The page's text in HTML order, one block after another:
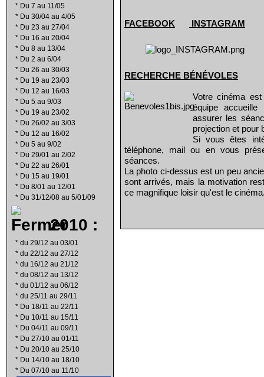
* Du 7 au 11/05
* Du 30/04 au 4/05
* Du 23 au 27/04
* Du 16 au 20/04
* Du 8 au 13/04
* Du 2 au 6/04
* Du 26 au 30/03
* Du 19 au 23/03
* Du 12 au 16/03
* Du 5 au 9/03
* Du 19 au 23/02
* Du 26/02 au 3/03
* Du 12 au 16/02
* Du 5 au 9/02
* Du 29/01 au 2/02
* Du 22 au 26/01
* Du 15 au 19/01
* Du 8/01 au 12/01
* Du 31/12/08 au 5/01/09
2010 :
* du 29/12 au 03/01
* du 22/12 au 27/12
* du 16/12 au 21/12
* du 08/12 au 13/12
* du 01/12 au 06/12
* du 25/11 au 29/11
* Du 18/11 au 22/11
* Du 10/11 au 15/11
* Du 04/11 au 09/11
* Du 27/10 au 01/11
* Du 20/10 au 25/10
* Du 14/10 au 18/10
* Du 07/10 au 11/10
FACEBOOK INSTAGRAM
RECHERCHE BÉNÉVOLES
Votre cinéma
équipe
assurer les
projection et pour
Si vous êtes
téléphone, mail ou en vous
séances.
La photo ci-dessus est un peu
sont arrivés, mais la motivation
ce magnifique loisir qu'est le